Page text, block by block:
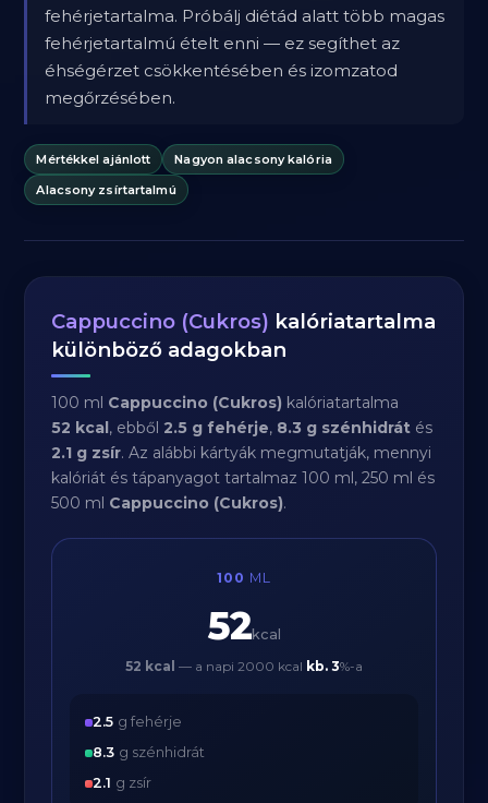
fehérjetartalma. Próbálj diétád alatt több magas
fehérjetartalmú ételt enni — ez segíthet az
éhségérzet csökkentésében és izomzatod
megőrzésében.
Mértékkel ajánlott
Nagyon alacsony kalória
Alacsony zsírtartalmú
Cappuccino (Cukros) kalóriatartalma
különböző adagokban
100 ml Cappuccino (Cukros) kalóriatartalma
52 kcal, ebből2.5 g fehérje, 8.3 g szénhidrát és
2.1 g zsír. Az alábbi kártyák megmutatják, mennyi
kalóriát és tápanyagot tartalmaz 100 ml, 250 ml és
500 ml Cappuccino (Cukros).
100 ML
52kcal
52 kcal — a napi 2000 kcal kb. 3%-a
2.5 g fehérje
8.3 g szénhidrát
2.1 g zsír